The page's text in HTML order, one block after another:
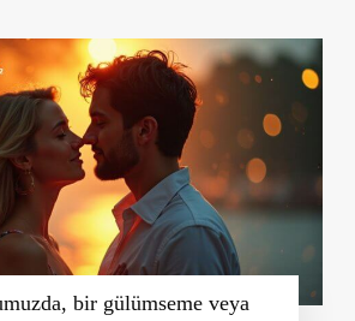
bir gülümseme veya